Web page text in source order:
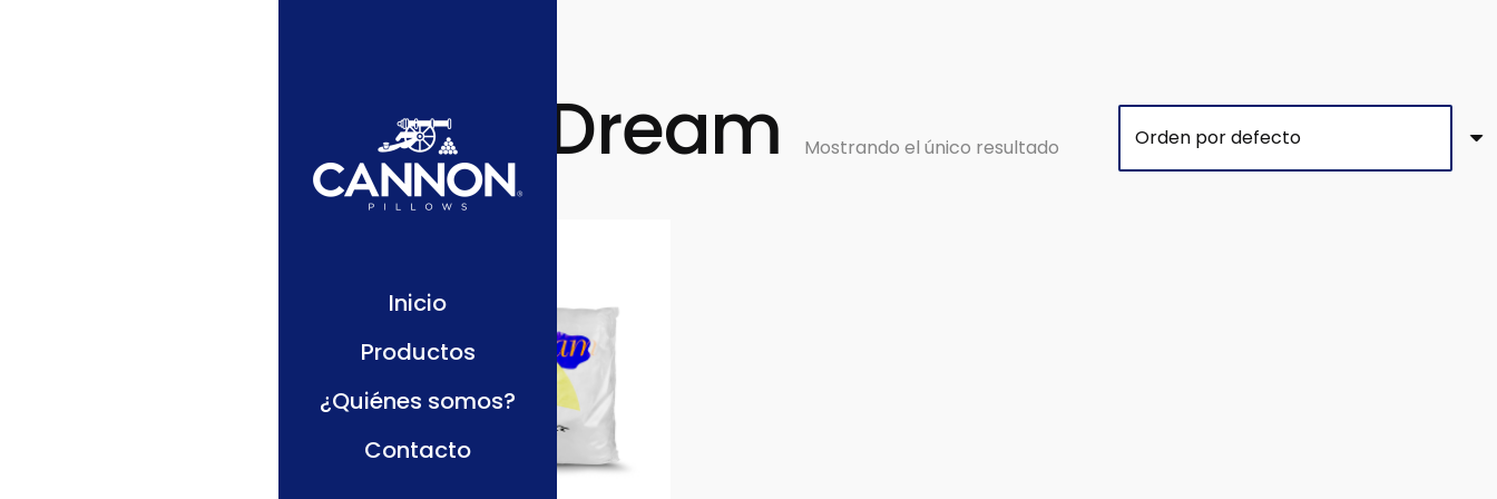
Inicio
Productos
¿Quiénes somos?
Contacto
Sweet Dream Mostrando el único resultado